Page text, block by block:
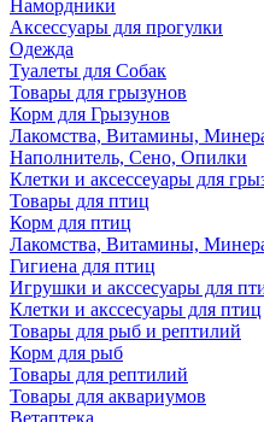
Намордники
Аксессуары для прогулки
Одежда
Туалеты для Собак
Товары для грызунов
Корм для Грызунов
Лакомства, Витамины,
Наполнитель, Сено, Опилки
Клетки и аксессеуары для
Товары для птиц
Корм для птиц
Лакомства, Витамины,
Гигиена для птиц
Игрушки и акссесуары для
Клетки и акссесуары для птиц
Товары для рыб и рептилий
Корм для рыб
Товары для рептилий
Товары для аквариумов
Ветаптека